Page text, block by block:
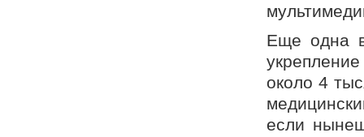
Еще одна
около 4
если